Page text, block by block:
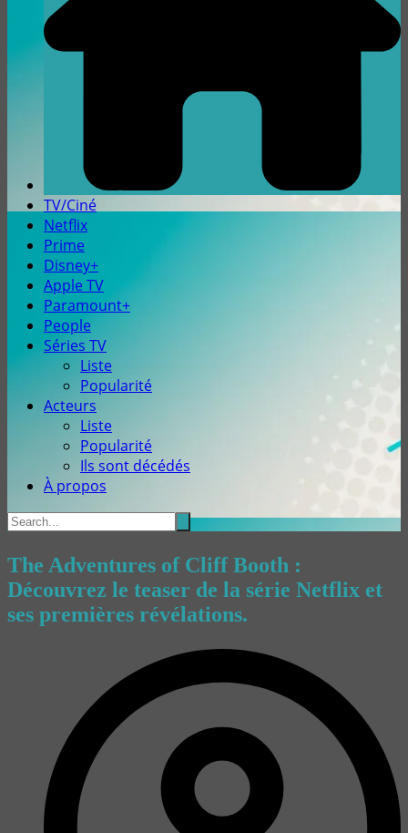
TV/Ciné
Netflix
Prime
Disney+
Apple TV
Paramount+
People
Séries TV
Liste
Popularité
Acteurs
Liste
Popularité
Ils sont décédés
À propos
The Adventures of Cliff Booth :
Découvrez le teaser de la série Netflix et
ses premières révélations.